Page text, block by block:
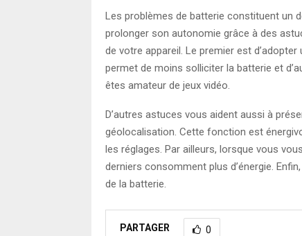
Les problèmes de batterie constituent un
prolonger son autonomie grâce à des
de votre appareil. Le premier est
permet de moins solliciter la batterie et
êtes amateur de jeux vidéo.
D’autres astuces vous aident aussi à
géolocalisation. Cette fonction est
les réglages. Par ailleurs, lorsque vous
derniers consomment plus d’énergie.
de la batterie.
PARTAGER 0